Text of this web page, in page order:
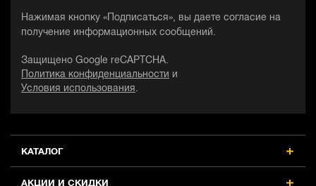
КАТАЛОГ
АКЦИИ И СКИДКИ
Нажимая кнопку «Подписаться», вы даете согласие на
получение информационных сообщений.
Защищено Google reCAPTCHA.
Политика конфиденциальности и
Условия использования.